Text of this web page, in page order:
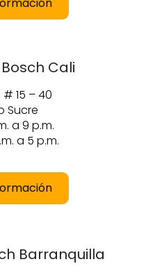
Cali
# 15 – 40
Sucre
a 9 p.m.
a 5 p.m.
Barranquilla